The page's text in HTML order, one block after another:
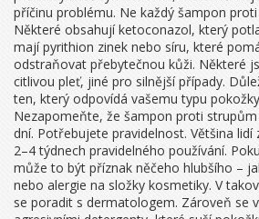
příčinu problému. Ne každý šampon
Některé obsahují ketoconazol, který
mají pyrithion zinek nebo síru, které
odstraňovat přebytečnou kůži. Některé
citlivou pleť, jiné pro silnější případy.
ten, který odpovídá vašemu typu
Nezapomeňte, že šampon proti
dní. Potřebujete pravidelnost. Většina lidí
2–4 týdnech pravidelného používání.
může to být příznak něčeho hlubšího –
nebo alergie na složky kosmetiky. V
se poradit s dermatologem. Zároveň se